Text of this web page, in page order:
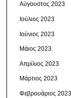
Αύγουστος 2023
Ιούλιος 2023
Ιούνιος 2023
Μάιος 2023
Απρίλιος 2023
Μάρτιος 2023
Φεβρουάριος 2023